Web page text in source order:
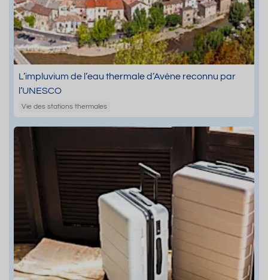
L’impluvium de l’eau thermale d’Avène reconnu par
l’UNESCO
Vie des stations thermales